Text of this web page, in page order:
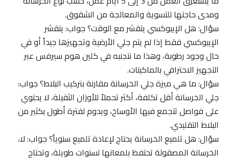
ومدى حاجتها للتسوية والمعالجة من الشقوق.
سؤال: هل الإيبوكسي يتقشر مع الوقت؟ جواب: يتقشر
الإيبوكسي فقط إذا لم يتم جلي الأرضية وتجهيزها جيداً أو في
حال وجود رطوبة، وهذا ما نتجنبه في كلين هوم سيرفس عبر
التجهيز الاحترافي بالماكينات.
سؤال: ما هي ميزة جلي الخرسانة مقارنة بتركيب البلاط؟ جواب:
جلي الخرسانة أقل تكلفة، أكثر تحملاً للأوزان الثقيلة، لا يحتوي
على فواصل تتجمع فيها الأوساخ، ويدوم لفترة أطول بكثير من
البلاط التقليدي.
سؤال: هل تلميع الخرسانة يحتاج لإعادة تلميع سنوياً؟ جواب: لا،
الخرسانة المصقولة تحتفظ بلمعانها لسنوات طويلة، وتحتاج